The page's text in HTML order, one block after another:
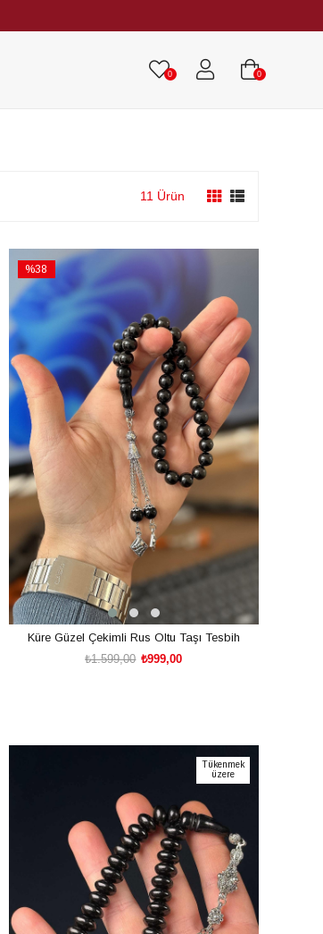
0 0
11 Ürün
%38
İndirim
%38İndirim
Küre Güzel Çekimli Rus Oltu Taşı Tesbih
₺999,00
₺1.599,00
Tükenmek
üzere